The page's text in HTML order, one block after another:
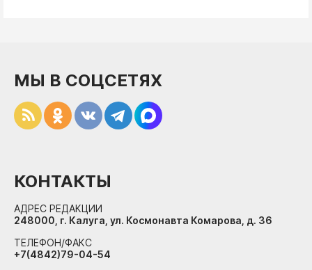
МЫ В СОЦСЕТЯХ
КОНТАКТЫ
АДРЕС РЕДАКЦИИ
248000, г. Калуга, ул. Космонавта Комарова, д. 36
ТЕЛЕФОН/ФАКС
+7(4842)79-04-54